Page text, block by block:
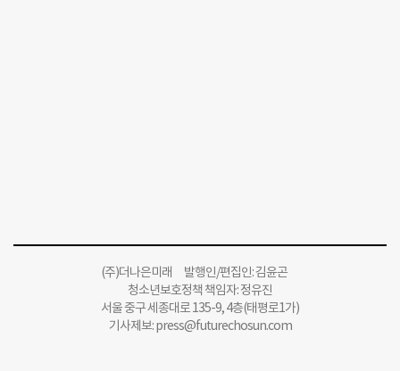
(주)더나은미래 발행인/편집인: 김윤곤
청소년보호정책 책임자: 정유진
서울 중구 세종대로 135-9, 4층(태평로1가)
기사제보:press@futurechosun.com